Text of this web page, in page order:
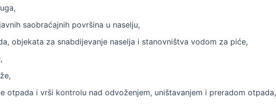
saobraćajnih površina u naselju,
objekata za snabdijevanje naselja i stanovništva vodom za piće,
otpada i vrši kontrolu nad odvoženjem, uništavanjem i preradom otpada,